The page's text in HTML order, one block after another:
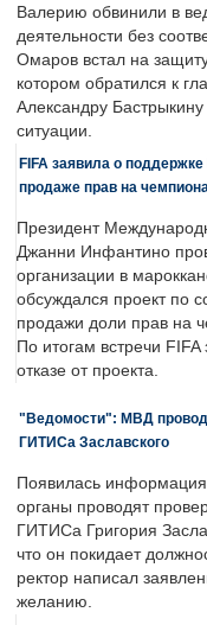
Валерию обвинили в
деятельности без
Омаров встал на
котором обратился к
Александру
ситуации.
FIFA заявила о
продаже прав на
Президент
Джанни Инфантино
организации в
обсуждался проект по
продажи доли прав на
По итогам встречи
отказе от проекта.
"Ведомости": МВД
ГИТИСа Заславского
Появилась
органы проводят
ГИТИСа Григория
что он покидает
ректор написал
желанию.